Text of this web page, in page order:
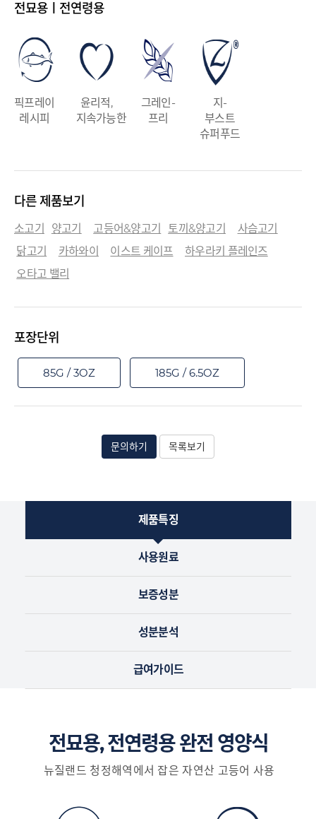
전묘용ㅣ전연령용
픽프레이
레시피
윤리적,
지속가능한
그레인-
프리
지-
부스트
슈퍼푸드
다른 제품보기
소고기 양고기 고등어&양고기 토끼&양고기
사슴고기
닭고기
카하와이 이스트 케이프
하우라키 플레인즈
오타고 밸리
포장단위
85G / 3OZ 185G / 6.5OZ
문의하기 목록보기
제품특징
사용원료
보증성분
성분분석
급여가이드
전묘용, 전연령용 완전 영양식
뉴질랜드 청정해역에서 잡은 자연산 고등어 사용